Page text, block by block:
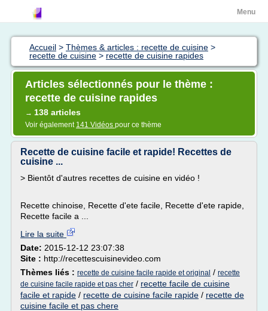
Menu
Accueil > Thèmes & articles : recette de cuisine >
recette de cuisine > recette de cuisine rapides
Articles sélectionnés pour le thème :
recette de cuisine rapides
→ 138 articles
Voir également 141 Vidéos pour ce thème
Recette de cuisine facile et rapide! Recettes de
cuisine ...
> Bientôt d'autres recettes de cuisine en vidéo !
Recette chinoise, Recette d'ete facile, Recette d'ete rapide,
Recette facile a ...
Lire la suite
Date: 2015-12-12 23:07:38
Site : http://recettescuisinevideo.com
Thèmes liés : recette de cuisine facile rapide et original / recette
de cuisine facile rapide et pas cher / recette facile de cuisine
facile et rapide / recette de cuisine facile rapide / recette de
cuisine facile et pas chere